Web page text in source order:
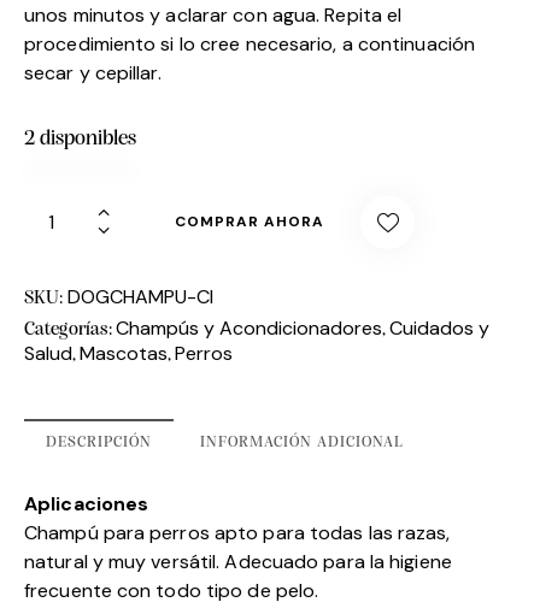
unos minutos y aclarar con agua. Repita el
procedimiento si lo cree necesario, a continuación
secar y cepillar.
2 disponibles
COMPRAR AHORA
SKU: DOGCHAMPU-CI
Categorías:Champús y Acondicionadores,Cuidados y
Salud, Mascotas, Perros
DESCRIPCIÓN INFORMACIÓN ADICIONAL
Aplicaciones
Champú para perros apto para todas las razas,
natural y muy versátil. Adecuado para la higiene
frecuente con todo tipo de pelo.